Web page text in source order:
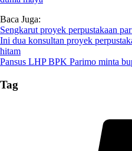
Baca Juga:
Sengkarut proyek perpustakaan
Ini dua konsultan proyek
hitam
Pansus LHP BPK Parimo minta
Tag